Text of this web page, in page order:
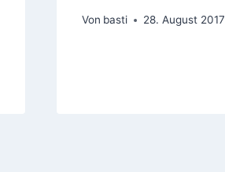
Von basti 28. August 2017